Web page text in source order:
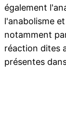
également
l'anabolisme
notamment
réaction dites
présentes